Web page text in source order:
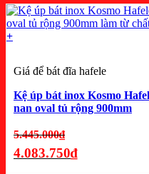
+
Giá để bát đĩa hafele
Kệ úp bát inox Kosmo
nan oval tủ rộng 900mm
5.445.000₫Giá
gốc
4.083.750₫